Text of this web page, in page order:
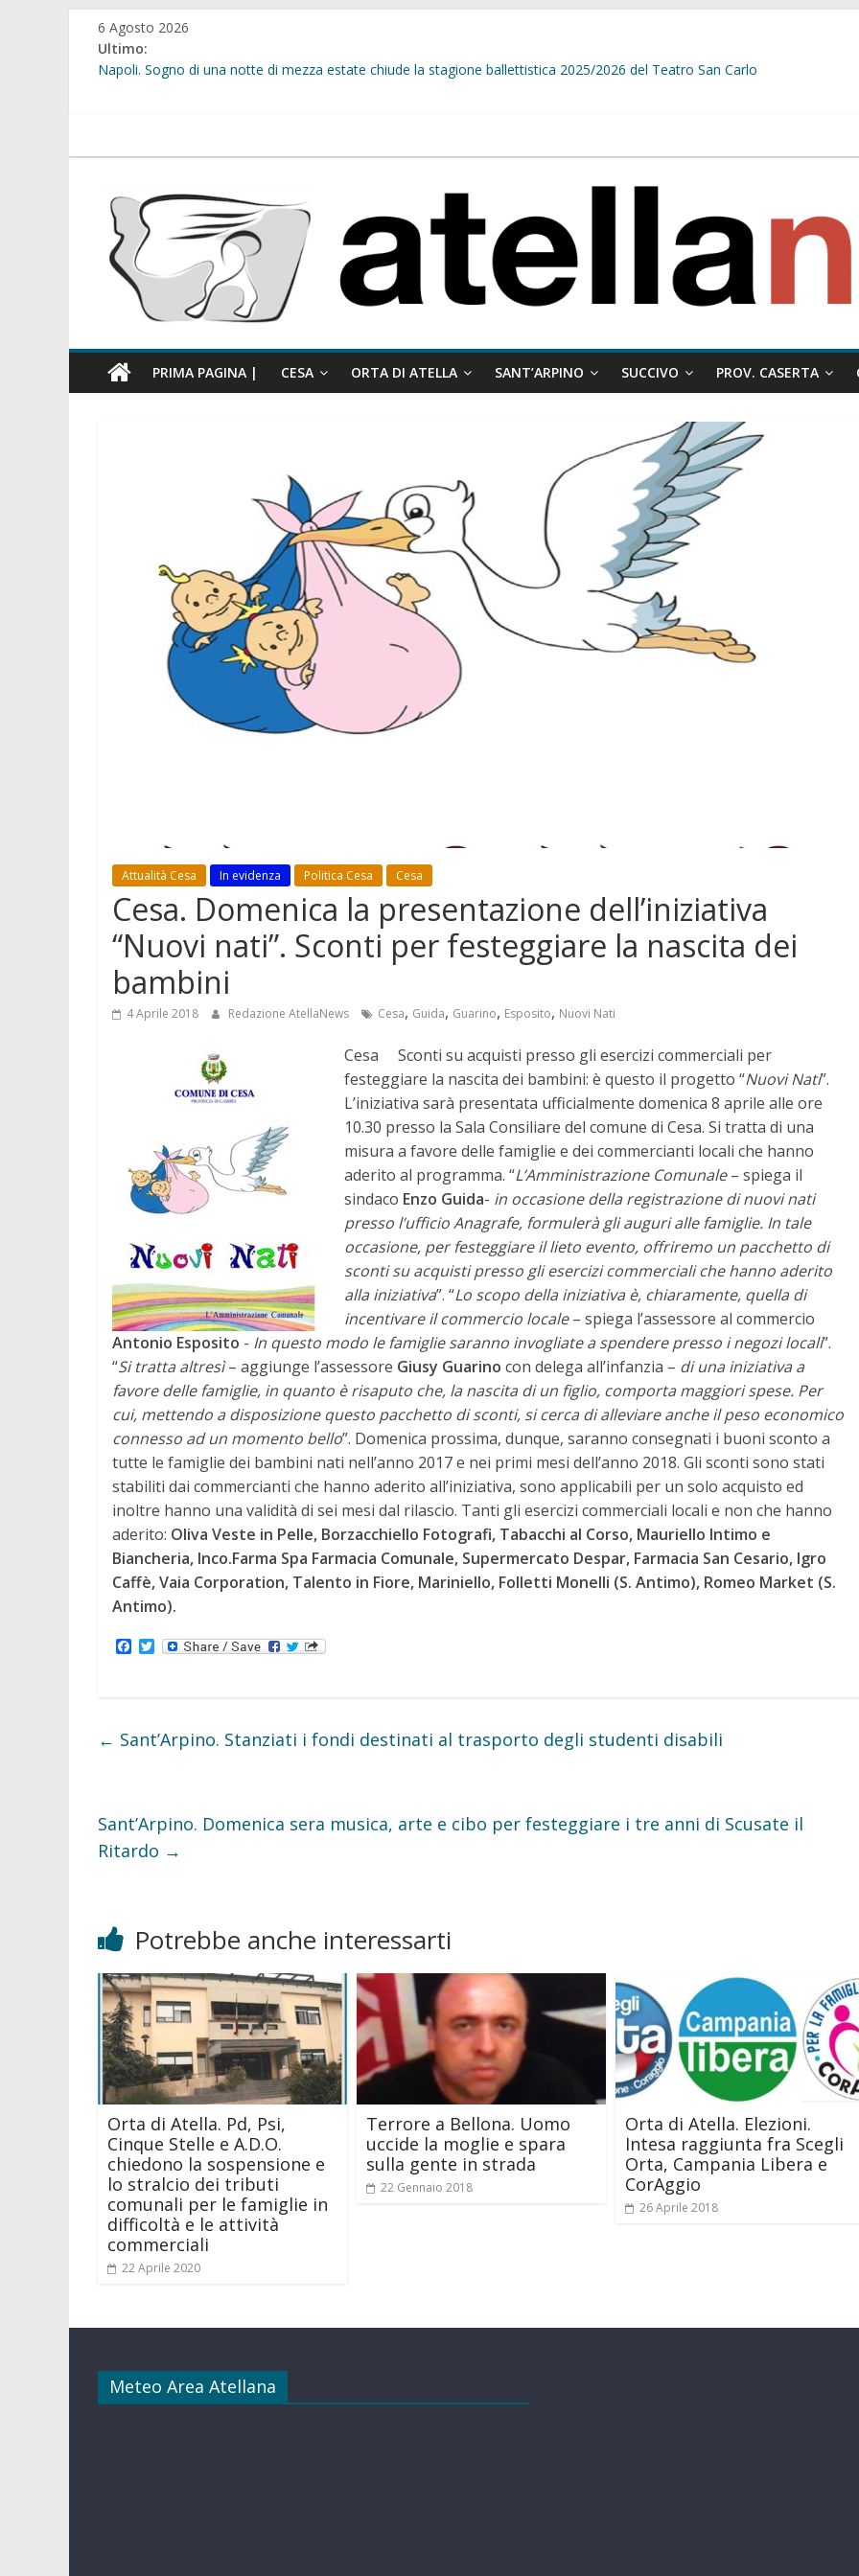
Salta
contenuto
6 Agosto 2026
Ultimo:
Napoli. Sogno di una notte di mezza estate chiude la stagione ballettistica 2025/2026 del Teatro San Carlo
Sant’Arpino. Sicurezza urbana: al via l’installazione delle prime telecamere di videosorveglianza. Belardo:”Diamo una
atellanews.it
PRIMA PAGINA | CESA ORTA DI ATELLA SANT’ARPINO SUCCIVO PROV. CASERTA
Attualità Cesa In evidenza Politica Cesa Cesa
Cesa. Domenica la presentazione dell’iniziativa
“Nuovi nati”. Sconti per festeggiare la nascita dei
bambini
4 Aprile 2018 Redazione AtellaNews Cesa, Guida, Guarino, Esposito, Nuovi Nati
Cesa Sconti su acquisti presso gli esercizi commerciali per
festeggiare la nascita dei bambini: è questo il progetto “Nuovi Nati”.
L’iniziativa sarà presentata ufficialmente domenica 8 aprile alle ore
10.30 presso la Sala Consiliare del comune di Cesa. Si tratta di una
misura a favore delle famiglie e dei commercianti locali che hanno
aderito al programma. “L’Amministrazione Comunale– spiega il
sindaco Enzo Guida- in occasione della registrazione di nuovi nati
presso l’ufficio Anagrafe, formulerà gli auguri alle famiglie. In tale
occasione, per festeggiare il lieto evento, offriremo un pacchetto di
sconti su acquisti presso gli esercizi commerciali che hanno aderito
alla iniziativa”. “Lo scopo della iniziativa è, chiaramente, quella di
incentivare il commercio locale– spiega l’assessore al commercio
Antonio Esposito - In questo modo le famiglie saranno invogliate a spendere presso i negozi locali”.
“Si tratta altresì– aggiunge l’assessore Giusy Guarino con delega all’infanzia – di una iniziativa a
favore delle famiglie, in quanto è risaputo che, la nascita di un figlio, comporta maggiori spese. Per
cui, mettendo a disposizione questo pacchetto di sconti, si cerca di alleviare anche il peso economico
connesso ad un momento bello”. Domenica prossima, dunque, saranno consegnati i buoni sconto a
tutte le famiglie dei bambini nati nell’anno 2017 e nei primi mesi dell’anno 2018. Gli sconti sono stati
stabiliti dai commercianti che hanno aderito all’iniziativa, sono applicabili per un solo acquisto ed
inoltre hanno una validità di sei mesi dal rilascio. Tanti gli esercizi commerciali locali e non che hanno
aderito: Oliva Veste in Pelle, Borzacchiello Fotografi, Tabacchi al Corso, Mauriello Intimo e
Biancheria, Inco.Farma Spa Farmacia Comunale, Supermercato Despar, Farmacia San Cesario, Igro
Caffè, Vaia Corporation, Talento in Fiore, Mariniello, Folletti Monelli (S. Antimo), Romeo Market (S.
Antimo).
o
T
r
← Sant’Arpino. Stanziati i fondi destinati al trasporto degli studenti disabili
Sant’Arpino. Domenica sera musica, arte e cibo per festeggiare i tre anni di Scusate il
Ritardo →
Potrebbe anche interessarti
Orta di Atella. Pd, Psi,
Cinque Stelle e A.D.O.
chiedono la sospensione e
lo stralcio dei tributi
comunali per le famiglie in
difficoltà e le attività
commerciali
22 Aprile 2020
Terrore a Bellona. Uomo
uccide la moglie e spara
sulla gente in strada
22 Gennaio 2018
Orta di Atella. Elezioni.
Intesa raggiunta fra Scegli
Orta, Campania Libera e
CorAggio
26 Aprile 2018
Meteo Area Atellana